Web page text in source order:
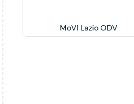
MoVI Lazio ODV